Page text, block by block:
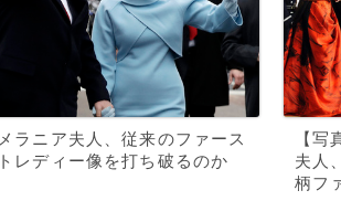
メラニア夫人、従来のファース
トレディー像を打ち破るのか
【写
夫人
柄フ